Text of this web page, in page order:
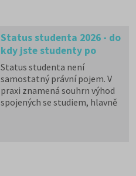
Status studenta 2026 - do
kdy jste studenty po
maturitě?
Status studenta není
samostatný právní pojem. V
praxi znamená souhrn výhod
spojených se studiem, hlavně